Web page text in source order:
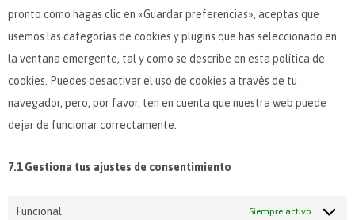
pronto como hagas clic en «Guardar preferencias», aceptas que
usemos las categorías de cookies y plugins que has seleccionado en
la ventana emergente, tal y como se describe en esta política de
cookies. Puedes desactivar el uso de cookies a través de tu
navegador, pero, por favor, ten en cuenta que nuestra web puede
dejar de funcionar correctamente.
7.1 Gestiona tus ajustes de consentimiento
Funcional Siempre activo